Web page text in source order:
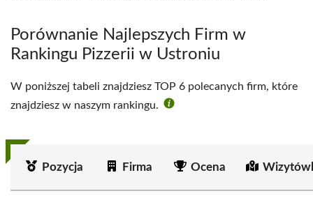
Porównanie Najlepszych Firm w
Rankingu Pizzerii w Ustroniu
W poniższej tabeli znajdziesz TOP 6 polecanych firm, które
znajdziesz w naszym rankingu.
Pozycja Firma Ocena